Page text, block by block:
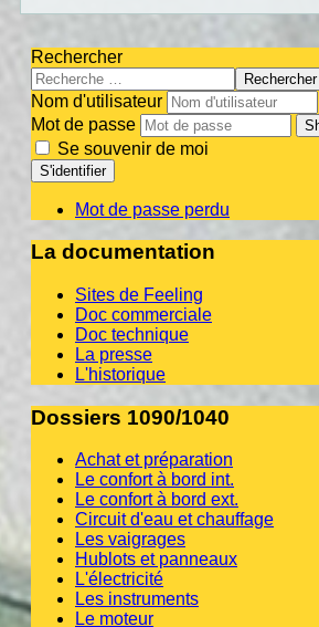
Rechercher
Rechercher
Nom d'utilisateur
Mot de passe
Se souvenir de moi
S'identifier
Mot de passe perdu
La documentation
Sites de Feeling
Doc commerciale
Doc technique
La presse
L'historique
Dossiers 1090/1040
Achat et préparation
Le confort à bord int.
Le confort à bord ext.
Circuit d'eau et chauffage
Les vaigrages
Hublots et panneaux
L'électricité
Les instruments
Le moteur